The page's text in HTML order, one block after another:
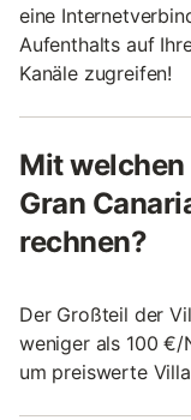
eine
Aufenthalts auf
Kanäle zugreifen!
Mit
Gran
rechnen?
Der Großteil der
weniger als 100 €/
um preiswerte